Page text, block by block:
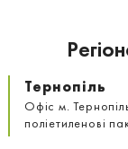
Тернопіль
Офіс м.
поліетиленові